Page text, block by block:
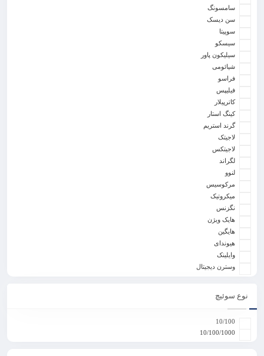
سامسونگ
سن دیسک
سوپیتا
سیسکو
سیلیکون پاور
شیائومی
فراسو
فیلیپس
کاترپیلار
کینگ استار
گرند استریم
لاجیتک
لاجیتکس
لگراند
لنوو
مرکوسیس
میکروتیک
نگزنس
هایک ویژن
هایگین
هیوندای
وایلینک
وسترن دیجیتال
نوع سوئیچ
10/100
10/100/1000